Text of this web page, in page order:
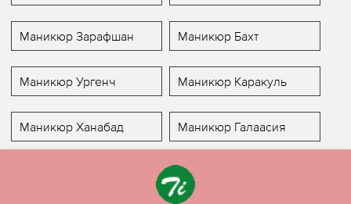
Маникюр Зарафшан Маникюр Бахт
Маникюр Ургенч Маникюр Каракуль
Маникюр Ханабад Маникюр Галаасия